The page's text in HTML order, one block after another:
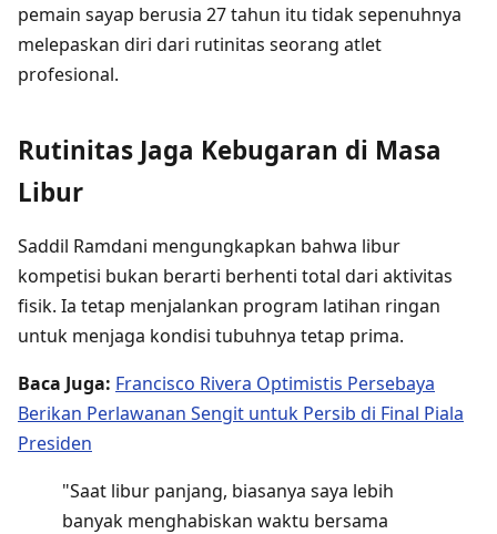
pemain sayap berusia 27 tahun itu tidak sepenuhnya
melepaskan diri dari rutinitas seorang atlet
profesional.
Rutinitas Jaga Kebugaran di Masa
Libur
Saddil Ramdani mengungkapkan bahwa libur
kompetisi bukan berarti berhenti total dari aktivitas
fisik. Ia tetap menjalankan program latihan ringan
untuk menjaga kondisi tubuhnya tetap prima.
Baca Juga: Francisco Rivera Optimistis Persebaya
Berikan Perlawanan Sengit untuk Persib di Final Piala
Presiden
"Saat libur panjang, biasanya saya lebih
banyak menghabiskan waktu bersama